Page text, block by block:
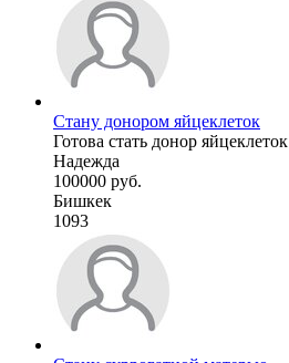
Стану донором яйцеклеток
Готова стать донор яйцеклеток
Надежда
100000 руб.
Бишкек
1093